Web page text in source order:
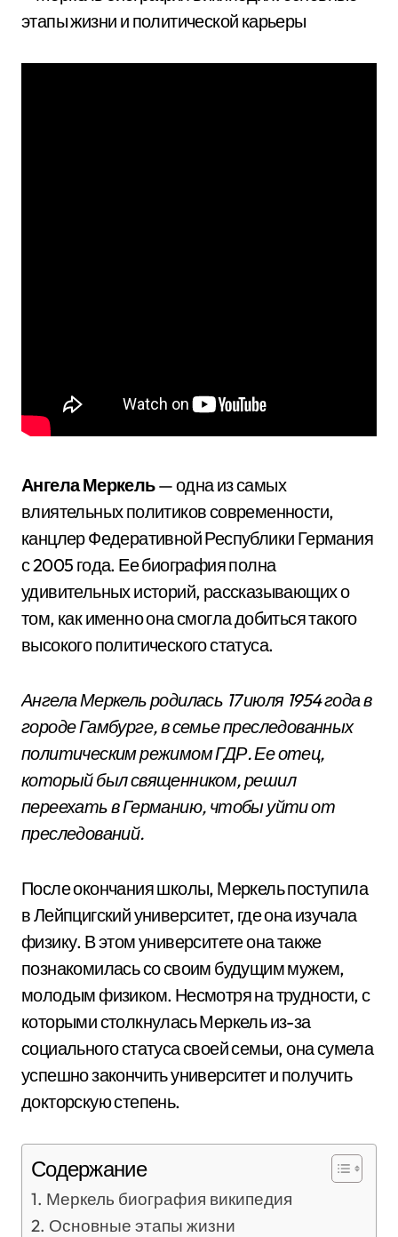
Ангела Меркель— одна из самых
влиятельных политиков современности,
канцлер Федеративной Республики Германия
с 2005 года. Ее биография полна
удивительных историй, рассказывающих о
том, как именно она смогла добиться такого
высокого политического статуса.
Ангела Меркель родилась 17 июля 1954 года в
городе Гамбурге, в семье преследованных
политическим режимом ГДР. Ее отец,
который был священником, решил
переехать в Германию, чтобы уйти от
преследований.
После окончания школы, Меркель поступила
в Лейпцигский университет, где она изучала
физику. В этом университете она также
познакомилась со своим будущим мужем,
молодым физиком. Несмотря на трудности, с
которыми столкнулась Меркель из-за
социального статуса своей семьи, она сумела
успешно закончить университет и получить
докторскую степень.
Содержание
Меркель биография википедия
Основные этапы жизни